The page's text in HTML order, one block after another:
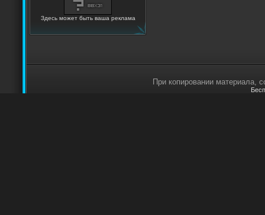
Здесь может быть ваша реклама
При копировании материала,